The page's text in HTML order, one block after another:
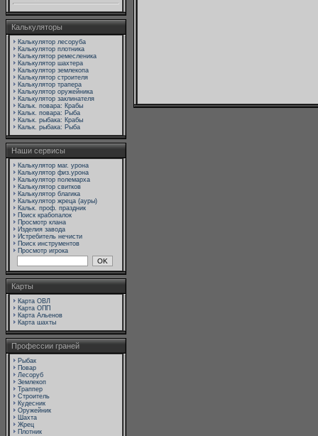
Калькуляторы
Калькулятор лесоруба
Калькулятор плотника
Калькулятор ремесленика
Калькулятор шахтера
Калькулятор землекопа
Калькулятор строителя
Калькулятор трапера
Калькулятор оружейника
Калькулятор заклинателя
Кальк. повара: Крабы
Кальк. повара: Рыба
Кальк. рыбака: Крабы
Кальк. рыбака: Рыба
Наши сервисы
Калькулятор маг. урона
Калькулятор физ.урона
Калькулятор полемарха
Калькулятор свитков
Калькулятор благика
Калькулятор жреца (ауры)
Кальк. проф. праздник
Поиск крабопалок
Просмотр клана
Изделия завода
Истребитель нечисти
Поиск инструментов
Просмотр игрока
Карты
Карта ОВЛ
Карта ОПП
Карта Альенов
Карта шахты
Профессии граней
Рыбак
Повар
Лесоруб
Землекоп
Траппер
Строитель
Кудесник
Оружейник
Шахта
Жрец
Плотник